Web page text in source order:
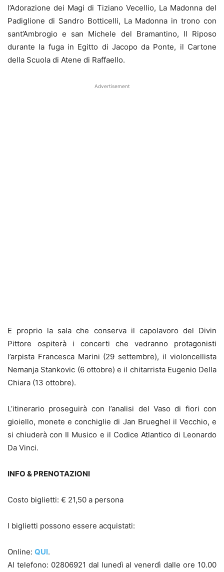
l’Adorazione dei Magi di Tiziano Vecellio, La Madonna del
Padiglione di Sandro Botticelli, La Madonna in trono con
sant’Ambrogio e san Michele del Bramantino, Il Riposo
durante la fuga in Egitto di Jacopo da Ponte, il Cartone
della Scuola di Atene di Raffaello.
Advertisement
E proprio la sala che conserva il capolavoro del Divin
Pittore ospiterà i concerti che vedranno protagonisti
l’arpista Francesca Marini (29 settembre), il violoncellista
Nemanja Stankovic (6 ottobre) e il chitarrista Eugenio Della
Chiara (13 ottobre).
L’itinerario proseguirà con l’analisi del Vaso di fiori con
gioiello, monete e conchiglie di Jan Brueghel il Vecchio, e
si chiuderà con Il Musico e il Codice Atlantico di Leonardo
Da Vinci.
INFO & PRENOTAZIONI
Costo biglietti: € 21,50 a persona
I biglietti possono essere acquistati:
Online: QUI.
Al telefono: 02806921 dal lunedì al venerdì dalle ore 10.00